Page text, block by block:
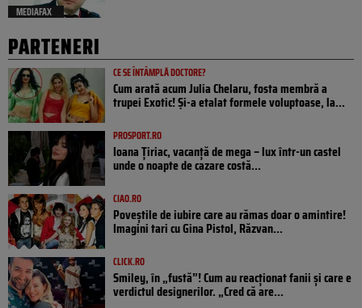
MEDIAFAX
PARTENERI
CE SE ÎNTÂMPLĂ DOCTORE?
Cum arată acum Julia Chelaru, fosta membră a
trupei Exotic! Și-a etalat formele voluptoase, la...
PROSPORT.RO
Ioana Țiriac, vacanță de mega – lux într-un castel
unde o noapte de cazare costă...
CIAO.RO
Poveştile de iubire care au rămas doar o amintire!
Imagini tari cu Gina Pistol, Răzvan...
CLICK.RO
Smiley, în „fustă”! Cum au reacționat fanii și care e
verdictul designerilor. „Cred că are...